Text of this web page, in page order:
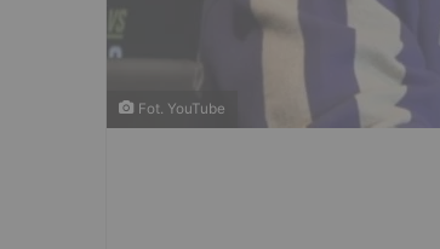
Fot. YouTube